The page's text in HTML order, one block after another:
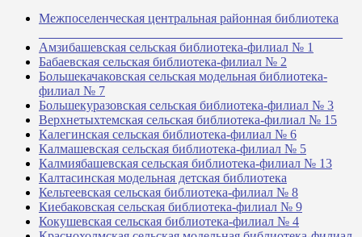
Межпоселенческая центральная районная библиотека
Амзибашевская сельская библиотека-филиал № 1
Бабаевская сельская библиотека-филиал № 2
Большекачаковская сельская модельная библиотека-
филиал № 7
Большекуразовская сельская библиотека-филиал № 3
Верхнетыхтемская сельская библиотека-филиал № 15
Калегинская сельская библиотека-филиал № 6
Калмашевская сельская библиотека-филиал № 5
Калмиябашевская сельская библиотека-филиал № 13
Калтасинская модельная детская библиотека
Кельтеевская сельская библиотека-филиал № 8
Киебаковская сельская библиотека-филиал № 9
Кокушевская сельская библиотека-филиал № 4